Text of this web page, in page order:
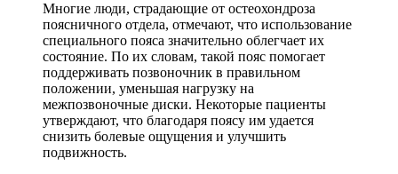
Многие люди, страдающие от остеохондроза
поясничного отдела, отмечают, что использование
специального пояса значительно облегчает их
состояние. По их словам, такой пояс помогает
поддерживать позвоночник в правильном
положении, уменьшая нагрузку на
межпозвоночные диски. Некоторые пациенты
утверждают, что благодаря поясу им удается
снизить болевые ощущения и улучшить
подвижность.